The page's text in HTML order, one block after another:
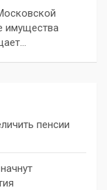
имущества
пенсии